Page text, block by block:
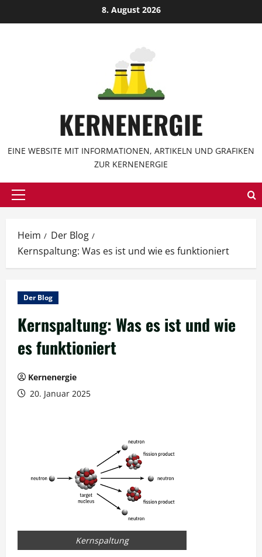
Inhalt
8. August 2026
KERNENERGIE
EINE WEBSITE MIT INFORMATIONEN, ARTIKELN UND GRAFIKEN
ZUR KERNENERGIE
Hauptmenü
Heim
Der Blog
Kernspaltung: Was es ist und wie es funktioniert
Der Blog
Kernspaltung: Was es ist und wie
es funktioniert
Kernenergie
20. Januar 2025
Kernspaltung